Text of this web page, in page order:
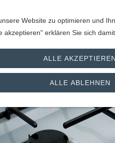
Website zu optimieren und
akzeptieren" erklären Sie sich
ALLE
ALLE ABLEHNEN